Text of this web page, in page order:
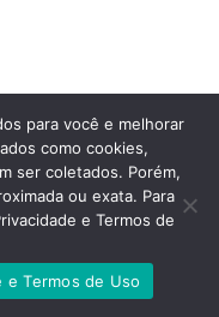
para você e melhorar
como cookies,
ser coletados. Porém,
ou exata. Para
e Termos de
e Termos de Uso